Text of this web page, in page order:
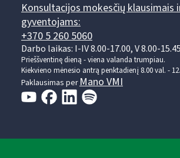
Konsultacijos mokesčių klausimais
gyventojams:
+370 5 260 5060
Darbo laikas: I-IV 8.00-17.00, V 8.00-
Prieššventinę dieną - viena valanda trumpiau.
Kiekvieno mėnesio antrą penktadienį 8.00 val. -
Paklausimas perMano VMI